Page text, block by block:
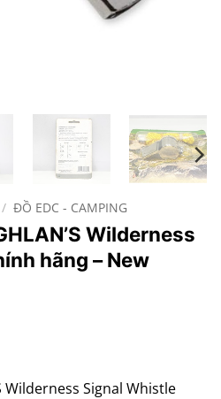
/ ĐỒ EDC - CAMPING
Wilderness
hãng – New
Wilderness Signal Whistle